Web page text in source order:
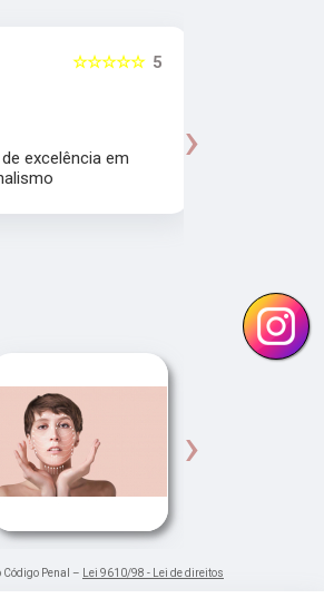
5
☆☆☆☆☆
excelência em
›
›
Penal –
Lei 9610/98 - Lei de direitos